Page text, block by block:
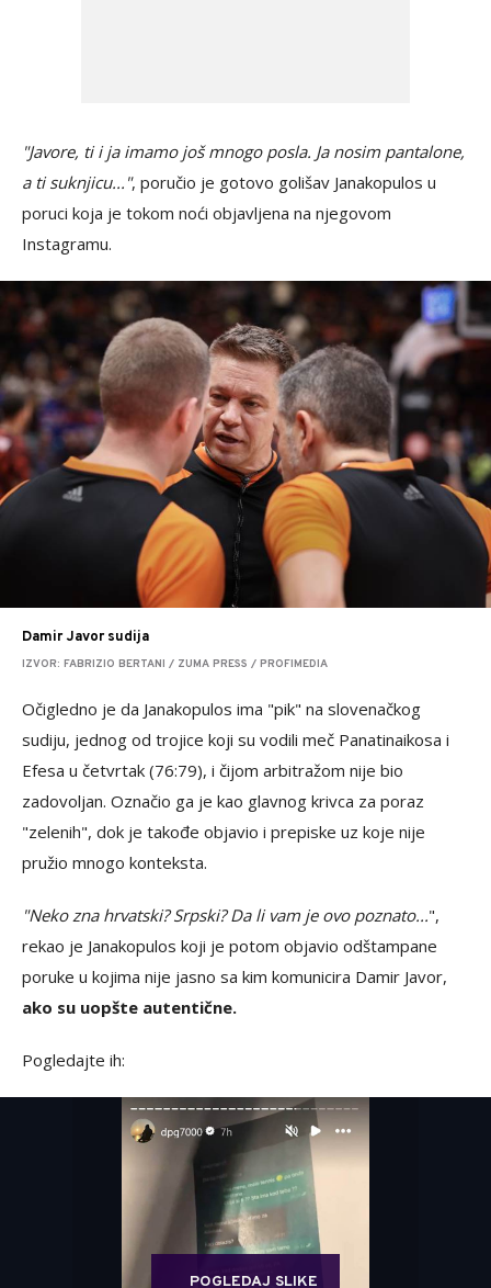
"Javore, ti i ja imamo još mnogo posla. Ja nosim pantalone,
a ti suknjicu...", poručio je gotovo golišav Janakopulos u
poruci koja je tokom noći objavljena na njegovom
Instagramu.
Damir Javor sudija
IZVOR: FABRIZIO BERTANI / ZUMA PRESS / PROFIMEDIA
Očigledno je da Janakopulos ima "pik" na slovenačkog
sudiju, jednog od trojice koji su vodili meč Panatinaikosa i
Efesa u četvrtak (76:79), i čijom arbitražom nije bio
zadovoljan. Označio ga je kao glavnog krivca za poraz
"zelenih", dok je takođe objavio i prepiske uz koje nije
pružio mnogo konteksta.
"Neko zna hrvatski? Srpski? Da li vam je ovo poznato...",
rekao je Janakopulos koji je potom objavio odštampane
poruke u kojima nije jasno sa kim komunicira Damir Javor,
ako su uopšte autentične.
Pogledajte ih:
POGLEDAJ SLIKE